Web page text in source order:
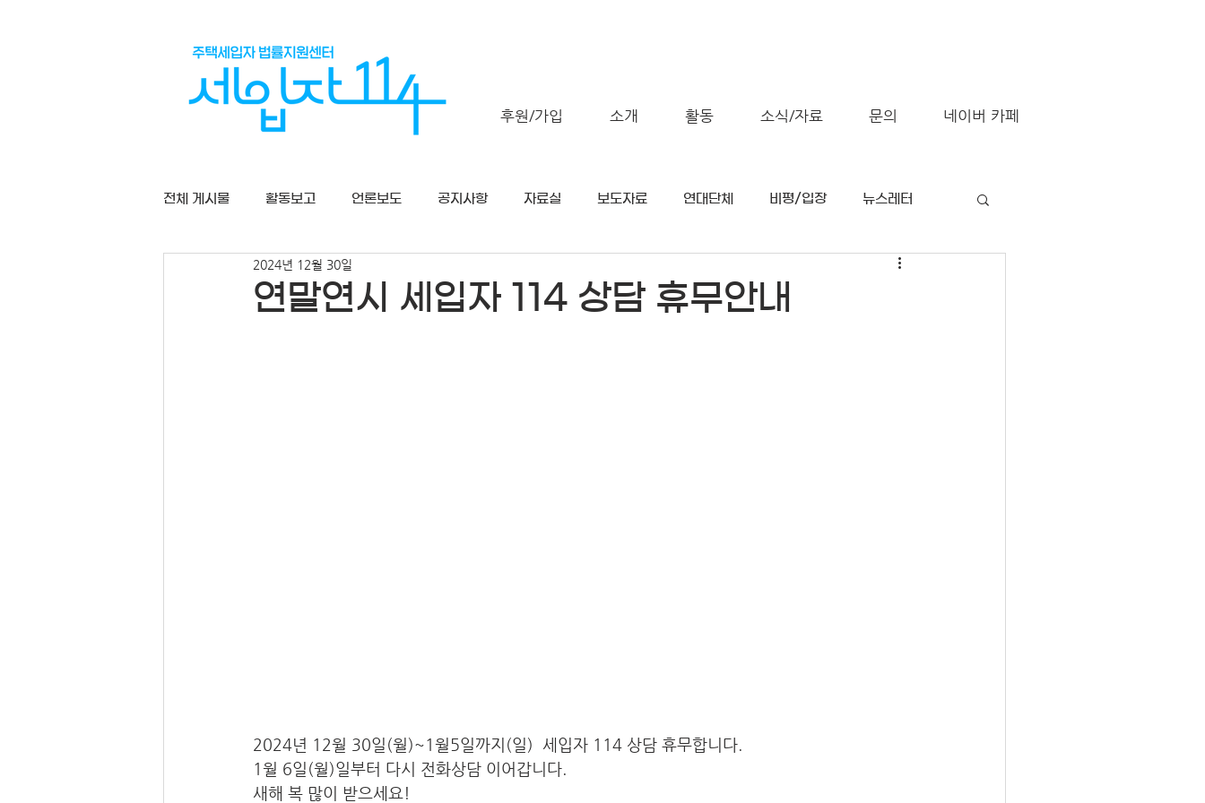
후원/가입 소개 활동 소식/자료 문의 네이버 카페
전체 게시물 활동보고 언론보도 공지사항 자료실 보도자료 연대단체 비평/입장 뉴스레터
상담게시판
연말연시 세입자 114 상담 휴무안내
2024년 12월 30일
2024년 12월 30일(월)~1월5일까지(일)  세입자 114 상담 휴무합니다.
1월 6일(월)일부터 다시 전화상담 이어갑니다.
새해 복 많이 받으세요!